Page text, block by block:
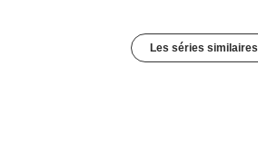
Les séries similaires